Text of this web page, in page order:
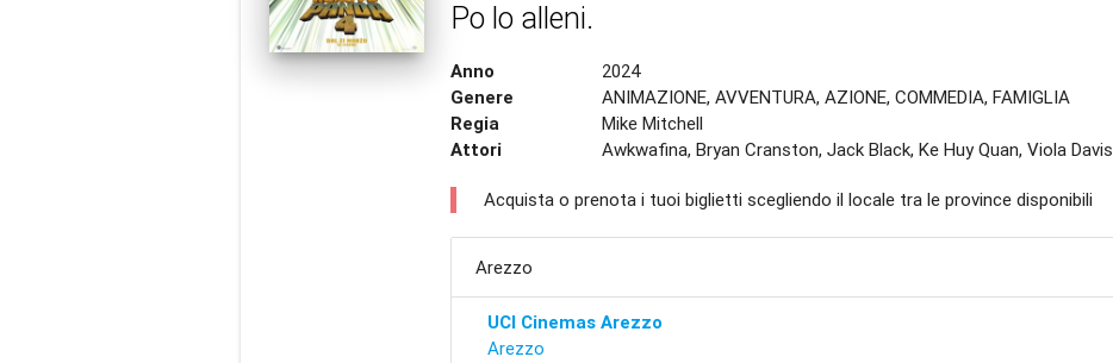
Po lo alleni.
Anno
2024
Genere
ANIMAZIONE, AVVENTURA, AZIONE, COMMEDIA, FAMIGLIA
Regia
Mike Mitchell
Attori
Awkwafina, Bryan Cranston, Jack Black, Ke Huy Quan, Viola Davis
Acquista o prenota i tuoi biglietti scegliendo il locale tra le province disponibili
Arezzo
UCI Cinemas Arezzo
Arezzo